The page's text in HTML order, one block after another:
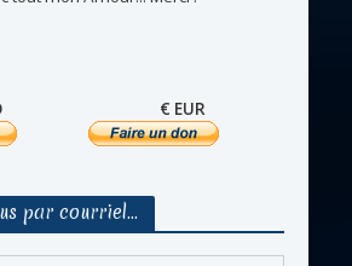
€ EUR
par courriel…